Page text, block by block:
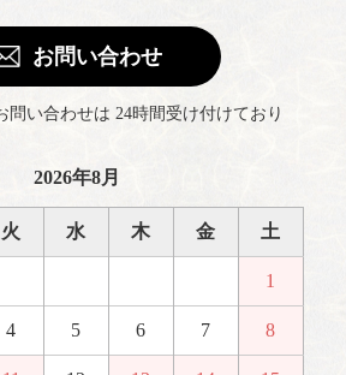
お問い合わせ
い合わせは 24時間受け付けており
2026年8月
火 水 木 金 土
1
4 5 6 7 8